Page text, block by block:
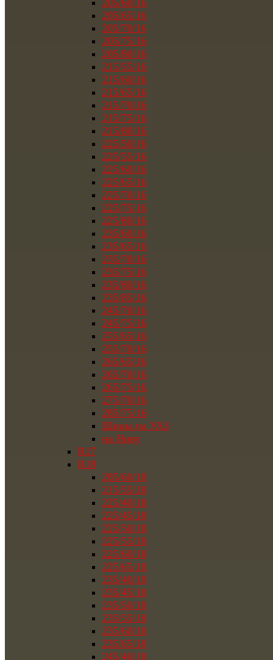
205/60/16
205/65/16
205/70/16
205/75/16
205/80/16
215/55/16
215/60/16
215/65/16
215/70/16
215/75/16
215/80/16
225/50/16
225/55/16
225/60/16
225/65/16
225/70/16
225/75/16
225/80/16
235/60/16
235/65/16
235/70/16
235/75/16
235/80/16
235/85/16
245/70/16
245/75/16
255/65/16
255/70/16
265/65/16
265/70/16
265/75/16
275/70/16
285/75/16
Шины на УАЗ
на Ниву
R17
R18
285/60/18
215/55/18
225/40/18
225/45/18
225/50/18
225/55/18
225/60/18
225/65/18
235/40/18
235/45/18
235/50/18
235/55/18
235/60/18
235/65/18
245/40/18